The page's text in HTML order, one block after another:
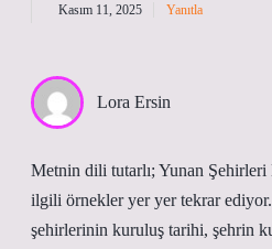
Kasım 11, 2025 Yanıtla
Lora Ersin
Metnin dili tutarlı; Yunan
ilgili örnekler yer yer tekrar
şehirlerinin kuruluş tarihi, şehrin